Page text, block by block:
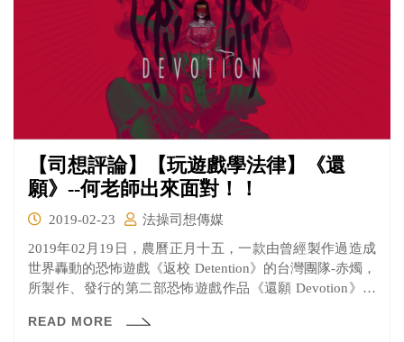
【司想評論】【玩遊戲學法律】《還
願》--何老師出來面對！！
2019-02-23
法操司想傳媒
2019年02月19日，農曆正月十五，一款由曾經製作過造成
世界轟動的恐怖遊戲《返校 Detention》的台灣團隊-赤燭，
所製作、發行的第二部恐怖遊戲作品《還願 Devotion》正
READ MORE